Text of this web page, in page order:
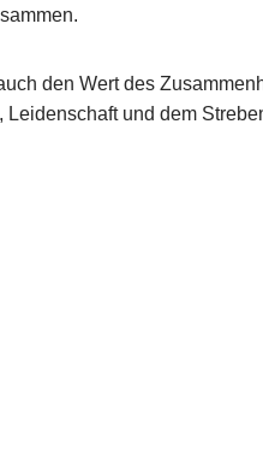
den Wert des
und dem